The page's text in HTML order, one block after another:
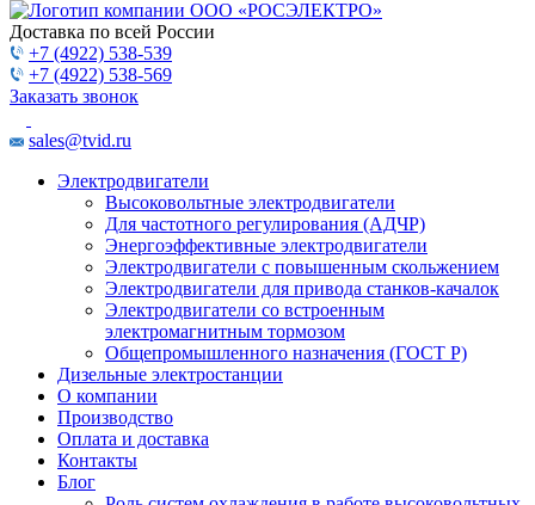
Доставка по всей России
+7 (4922) 538-539
+7 (4922) 538-569
Заказать звонок
sales@tvid.ru
Электродвигатели
Высоковольтные электродвигатели
Для частотного регулирования (АДЧР)
Энергоэффективные электродвигатели
Электродвигатели с повышенным скольжением
Электродвигатели для привода станков-качалок
Электродвигатели со встроенным
электромагнитным тормозом
Общепромышленного назначения (ГОСТ Р)
Дизельные электростанции
О компании
Производство
Оплата и доставка
Контакты
Блог